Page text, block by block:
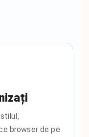
browser de pe